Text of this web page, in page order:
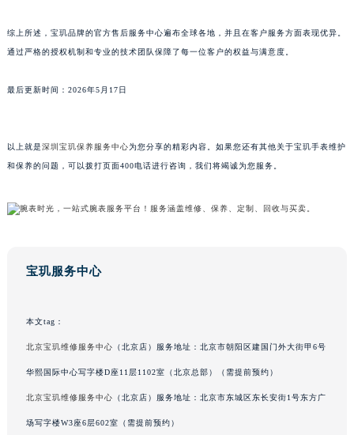
综上所述，宝玑品牌的官方售后服务中心遍布全球各地，并且在客户服务方面表现优异。
通过严格的授权机制和专业的技术团队保障了每一位客户的权益与满意度。
最后更新时间：2026年5月17日
以上就是深圳宝玑保养服务中心为您分享的精彩内容。如果您还有其他关于宝玑手表维护
和保养的问题，可以拨打页面400电话进行咨询，我们将竭诚为您服务。
宝玑服务中心
本文tag：
北京宝玑维修服务中心 （北京店）服务地址：北京市朝阳区建国门外大街甲6号
华熙国际中心写字楼D座11层1102室（北京总部）（需提前预约）
北京宝玑维修服务中心 （北京店）服务地址：北京市东城区东长安街1号东方广
场写字楼W3座6层602室（需提前预约）